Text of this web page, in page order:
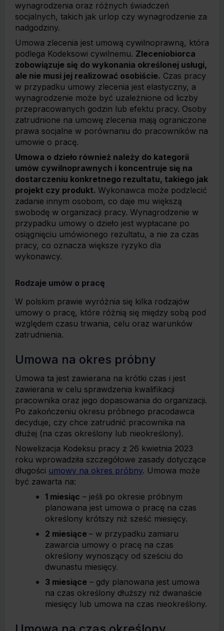
wynagrodzenia oraz różnych świadczeń
socjalnych, takich jak urlop czy wynagrodzenie za
nadgodziny.
Umowa zlecenia jest umową cywilnoprawną, która
podlega Kodeksowi cywilnemu. Zleceniobiorca
zobowiązuje się do wykonania określonej usługi,
ale nie musi jej realizować osobiście. Czas pracy
w przypadku umowy zlecenia jest elastyczny, a
wynagrodzenie może być uzależnione od liczby
przepracowanych godzin lub efektu pracy. Osoby
zatrudnione na umowę zlecenia mają ograniczone
prawa socjalne w porównaniu do pracowników na
umowie o pracę.
Umowa o dzieło również należy do kategorii
umów cywilnoprawnych i koncentruje się na
dostarczeniu konkretnego rezultatu, takiego jak
projekt czy produkt. Wykonawca może podzlecić
zadanie innym osobom, co daje mu większą
swobodę w organizacji pracy. Wynagrodzenie w
przypadku umowy o dzieło jest wypłacane po
osiągnięciu umówionego rezultatu, a nie za czas
pracy, co oznacza większe ryzyko dla
wykonawcy.
Rodzaje umów o pracę
W polskim prawie wyróżnia się kilka rodzajów
umowy o pracę, które różnią się między sobą pod
względem czasu trwania, celu oraz warunków
zatrudnienia.
Umowa na okres próbny
Umowa ta jest zawierana na krótki czas i jest
zawierana w celu sprawdzenia kwalifikacji
pracownika oraz jego dopasowania do organizacji.
Po zakończeniu okresu próbnego pracodawca
decyduje, czy chce zatrudnić pracownika na
dłużej (na czas określony lub nieokreślony).
Nowelizacja Kodeksu pracy z 26 kwietnia 2023
roku wprowadziła szczegółowe zasady dotyczące
długości umowy na okres próbny. Umowa może
być zawarta na:
1 miesiąc – jeśli po okresie próbnym
planowana jest umowa o pracę na czas
określony krótszy niż sześć miesięcy.
2 miesiące – w przypadku zamiaru
zawarcia umowy o pracę na czas
określony wynoszący od sześciu do
dwunastu miesięcy.
3 miesiące – gdy planowana jest umowa
na czas określony dłuższy niż dwanaście
miesięcy lub umowa na czas nieokreślony.